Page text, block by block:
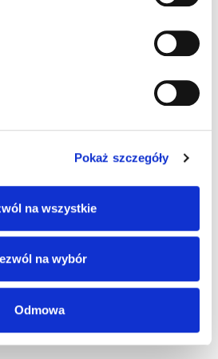
Pokaż szczegóły
na wszystkie
na wybór
Odmowa
,Skanery ręczne